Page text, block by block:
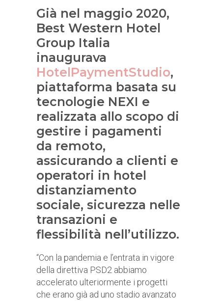
Già nel maggio 2020,
Best Western Hotel
Group Italia
inaugurava
HotelPaymentStudio,
piattaforma basata su
tecnologie NEXI e
realizzata allo scopo di
gestire i pagamenti
da remoto,
assicurando a clienti e
operatori in hotel
distanziamento
sociale, sicurezza nelle
transazioni e
flessibilità nell’utilizzo.
“Con la pandemia e l’entrata in vigore
della direttiva PSD2 abbiamo
accelerato ulteriormente i progetti
che erano già ad uno stadio avanzato